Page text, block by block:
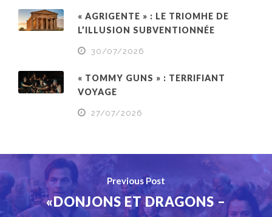
« AGRIGENTE » : LE TRIOMHE DE
L’ILLUSION SUBVENTIONNÉE
30/07/2026
« TOMMY GUNS » : TERRIFIANT
VOYAGE
27/07/2026
Previous Post
«DONJONS ET DRAGONS –